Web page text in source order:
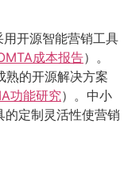
开源智能营销工具
成本报告）。
熟的开源解决方案
功能研究）。中小
定制灵活性使营销